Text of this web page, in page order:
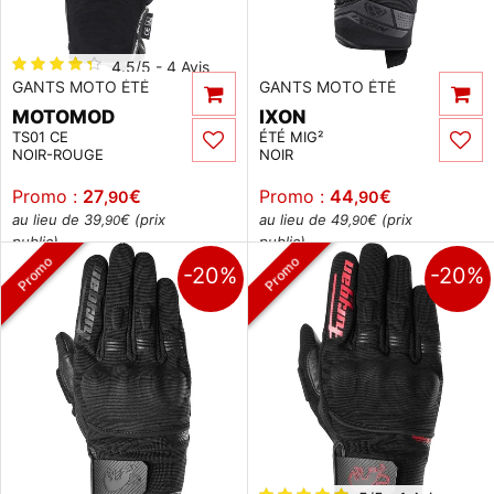
4.5/5 - 4 Avis
GANTS MOTO ÉTÉ
MOTOMOD
TS01 CE
NOIR-ROUGE
Promo : 27,90€
au lieu de 39,90€ (prix
public)
GANTS MOTO ÉTÉ
IXON
ÉTÉ MIG²
NOIR
Promo : 44,90€
au lieu de 49,90€ (prix
public)
Promo -20% Promo -20%